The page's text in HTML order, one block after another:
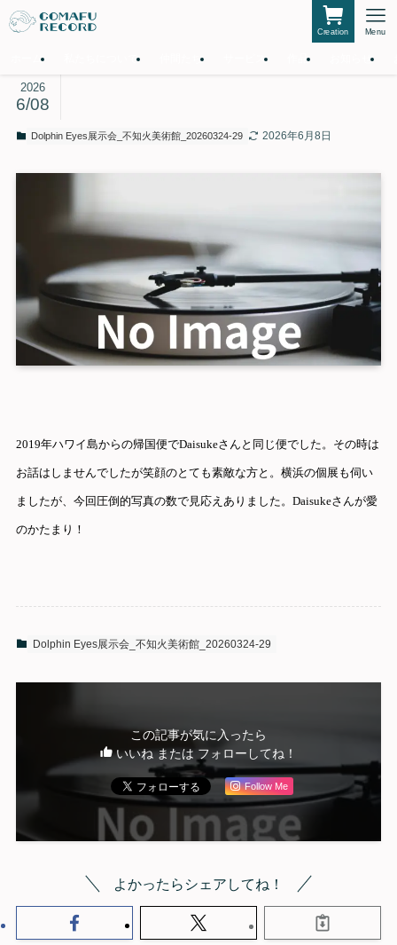
Creation Menu
ホーム 私たちについて 仲間たち サービス 作品 お知らせ
2026
6/08
Dolphin Eyes展示会_不知火美術館_20260324-29 2026年6月8日
2019年ハワイ島からの帰国便でDaisukeさんと同じ便でした。その時は
お話はしませんでしたが笑顔のとても素敵な方と。横浜の個展も伺い
ましたが、今回圧倒的写真の数で見応えありました。Daisukeさんが愛
のかたまり！
Dolphin Eyes展示会_不知火美術館_20260324-29
この記事が気に入ったら
いいね または フォローしてね！
Follow Me
よかったらシェアしてね！